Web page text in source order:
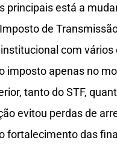
principais está a
de
com
imposto apenas no
tanto do STF,
evitou perdas de
fortalecimento das